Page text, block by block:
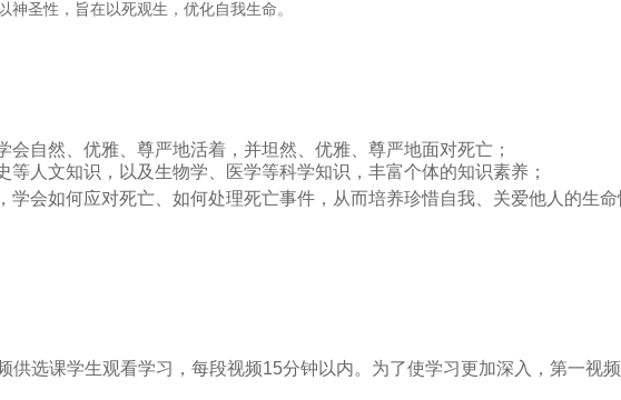
圣性，旨在以死观生，优化自我生命。
自然、优雅、尊严地活着，并坦然、优雅、尊严地面对死亡；
人文知识，以及生物学、医学等科学知识，丰富个体的知识素养；
会如何应对死亡、如何处理死亡事件，从而培养珍惜自我、关爱他人的生命
供选课学生观看学习，每段视频15分钟以内。为了使学习更加深入，第一视